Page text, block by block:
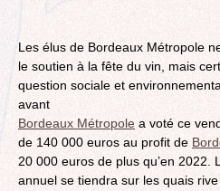
Les élus de Bordeaux Métropole
le soutien à la fête du vin, mais
question sociale et
avant
Bordeaux Métropole a voté ce
de 140 000 euros au profit de
20 000 euros de plus qu’en 2022.
annuel se tiendra sur les quais